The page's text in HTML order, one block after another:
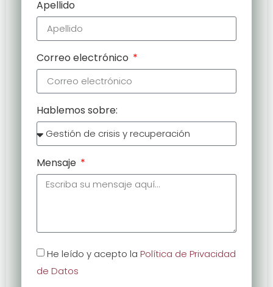
Apellido
Correo electrónico
Hablemos sobre:
Mensaje
He leído y acepto la Política de Privacidad
de Datos